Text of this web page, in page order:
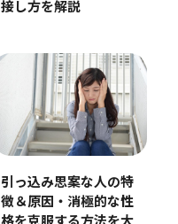
接し方を解説
引っ込み思案な人の特
徴＆原因・消極的な性